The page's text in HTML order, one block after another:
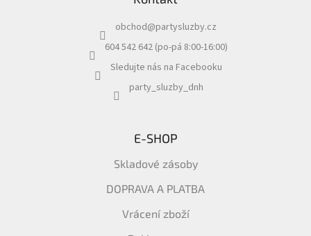
v
p
i
u
obchod@partysluzby.cz
604 542 642 (po-pá 8:00-16:00)
Sledujte nás na Facebooku
party_sluzby_dnh
E-SHOP
Skladové zásoby
DOPRAVA A PLATBA
Vrácení zboží